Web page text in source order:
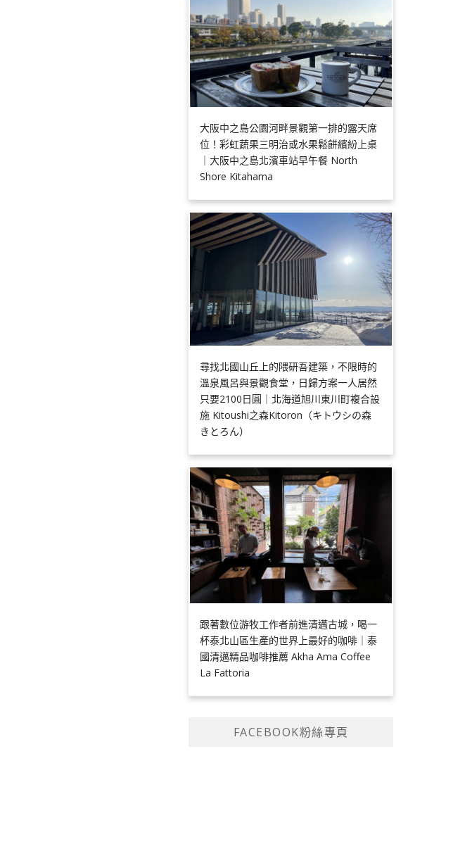
大阪中之島公園河畔景觀第一排的露天席
位！彩虹蔬果三明治或水果鬆餅繽紛上桌
｜大阪中之島北濱車站早午餐 North
Shore Kitahama
尋找北國山丘上的隈研吾建築，不限時的
溫泉風呂與景觀食堂，日歸方案一人居然
只要2100日圓｜北海道旭川東川町複合設
施 Kitoushi之森Kitoron（キトウシの森
きとろん）
跟著數位游牧工作者前進清邁古城，喝一
杯泰北山區生產的世界上最好的咖啡｜泰
國清邁精品咖啡推薦 Akha Ama Coffee
La Fattoria
FACEBOOK粉絲專頁